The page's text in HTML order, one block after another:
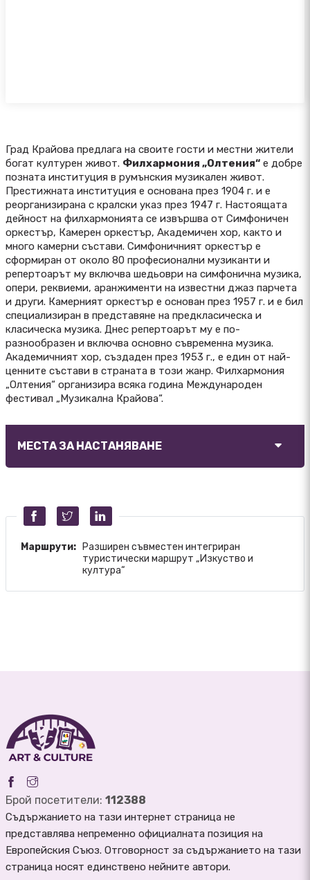
Град Крайова предлага на своите гости и местни жители
богат културен живот. Филхармония „Олтения“ е добре
позната институция в румънския музикален живот.
Престижната институция е основана през 1904 г. и е
реорганизирана с кралски указ през 1947 г. Настоящата
дейност на филхармонията се извършва от Симфоничен
оркестър, Камерен оркестър, Академичен хор, както и
много камерни състави. Симфоничният оркестър е
сформиран от около 80 професионални музиканти и
репертоарът му включва шедьоври на симфонична музика,
опери, реквиеми, аранжименти на известни джаз парчета
и други. Камерният оркестър е основан през 1957 г. и е бил
специализиран в представяне на предкласическа и
класическа музика. Днес репертоарът му е по-
разнообразен и включва основно съвременна музика.
Академичният хор, създаден през 1953 г., е един от най-
ценните състави в страната в този жанр. Филхармония
„Олтения“ организира всяка година Международен
фестивал „Музикална Крайова“.
МЕСТА ЗА НАСТАНЯВАНЕ
Маршрути:
Разширен съвместен интегриран
туристически маршрут „Изкуство и
култура“
Брой посетители: 112388
Съдържанието на тази интернет страница не
представлява непременно официалната позиция на
Европейския Съюз. Отговорност за съдържанието на тази
страница носят единствено нейните автори.